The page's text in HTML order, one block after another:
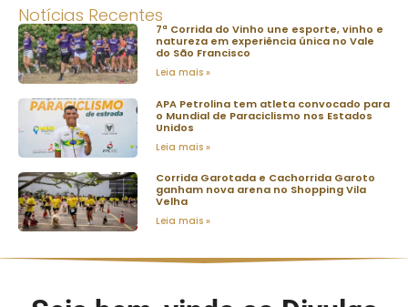
Notícias Recentes
7ª Corrida do Vinho une esporte, vinho e
natureza em experiência única no Vale
do São Francisco
Leia mais »
APA Petrolina tem atleta convocado para
o Mundial de Paraciclismo nos Estados
Unidos
Leia mais »
Corrida Garotada e Cachorrida Garoto
ganham nova arena no Shopping Vila
Velha
Leia mais »